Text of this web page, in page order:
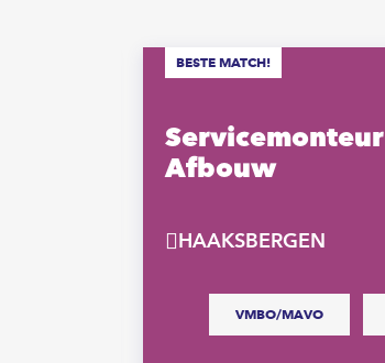
Servicemonteur
Afbouw
HAAKSBERGEN
VMBO/MAVO
BESTE MATCH!